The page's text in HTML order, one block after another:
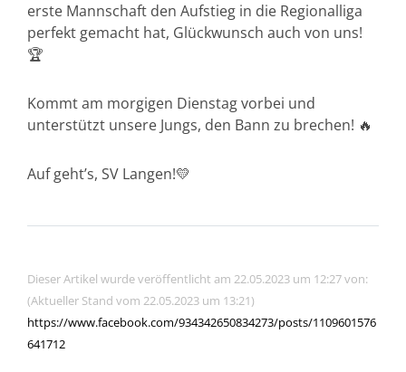
erste Mannschaft den Aufstieg in die Regionalliga
perfekt gemacht hat, Glückwunsch auch von uns!
🏆
Kommt am morgigen Dienstag vorbei und
unterstützt unsere Jungs, den Bann zu brechen! 🔥
Auf geht’s, SV Langen!💛
Dieser Artikel wurde veröffentlicht am 22.05.2023 um 12:27 von:
(Aktueller Stand vom 22.05.2023 um 13:21)
https://www.facebook.com/934342650834273/posts/1109601576
641712